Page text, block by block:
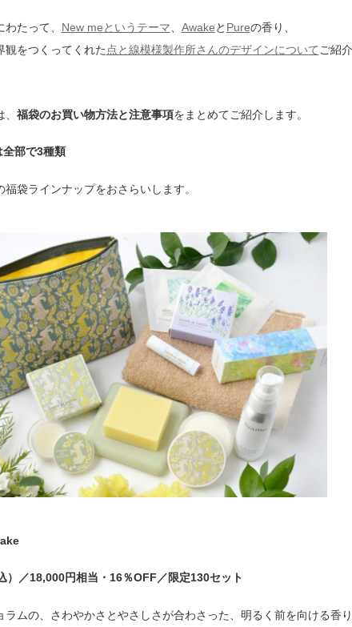
たって、 New meというテーマ Awakeと Pureの香り、
観をつくってくれた 点と線模様製作所さんのデザインについて ご紹
福袋のお買い物方法と注意事項をまとめてご紹介します。
部で3種類
福袋ラインナップをおさらいします。
）／18,000円相当・16％OFF／限定130セット
ラムの、さわやかさとやさしさが合わさった、明るく前を向ける香り